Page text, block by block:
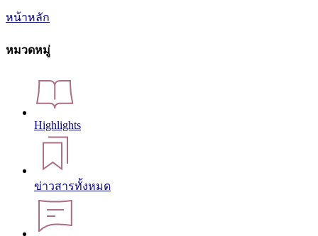
หน้าหลัก
หมวดหมู่
Highlights
ข่าวสารทั้งหมด